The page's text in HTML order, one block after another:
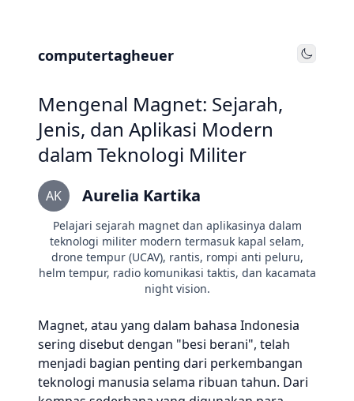
computertagheuer Toggle
Mengenal Magnet: Sejarah,
Jenis, dan Aplikasi Modern
dalam Teknologi Militer
AK Aurelia Kartika
Pelajari sejarah magnet dan aplikasinya dalam
teknologi militer modern termasuk kapal selam,
drone tempur (UCAV), rantis, rompi anti peluru,
helm tempur, radio komunikasi taktis, dan kacamata
night vision.
Magnet, atau yang dalam bahasa Indonesia
sering disebut dengan "besi berani", telah
menjadi bagian penting dari perkembangan
teknologi manusia selama ribuan tahun. Dari